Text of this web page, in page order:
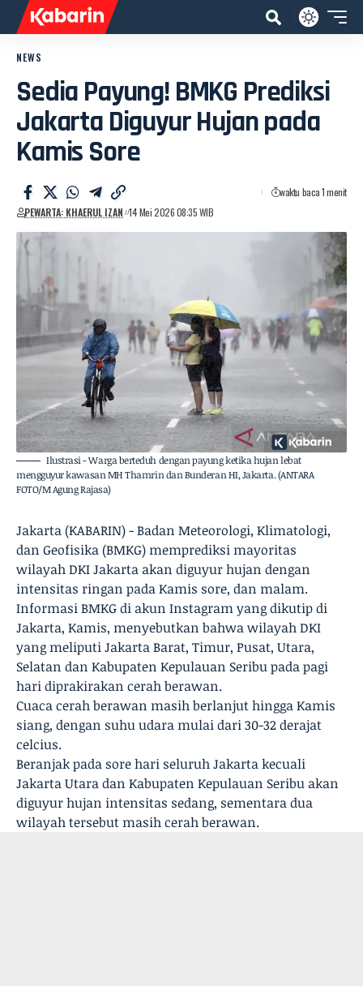
NEWS
Sedia Payung! BMKG Prediksi
Jakarta Diguyur Hujan pada
Kamis Sore
PEWARTA: KHAERUL IZAN 14 Mei 2026 08:35 WIB
waktu baca 1 menit
Ilustrasi - Warga berteduh dengan payung ketika hujan lebat
mengguyur kawasan MH Thamrin dan Bunderan HI, Jakarta. (ANTARA
FOTO/M Agung Rajasa)
Jakarta (KABARIN) - Badan Meteorologi, Klimatologi,
dan Geofisika (BMKG) memprediksi mayoritas
wilayah DKI Jakarta akan diguyur hujan dengan
intensitas ringan pada Kamis sore, dan malam.
Informasi BMKG di akun Instagram yang dikutip di
Jakarta, Kamis, menyebutkan bahwa wilayah DKI
yang meliputi Jakarta Barat, Timur, Pusat, Utara,
Selatan dan Kabupaten Kepulauan Seribu pada pagi
hari diprakirakan cerah berawan.
Cuaca cerah berawan masih berlanjut hingga Kamis
siang, dengan suhu udara mulai dari 30-32 derajat
celcius.
Beranjak pada sore hari seluruh Jakarta kecuali
Jakarta Utara dan Kabupaten Kepulauan Seribu akan
diguyur hujan intensitas sedang, sementara dua
wilayah tersebut masih cerah berawan.